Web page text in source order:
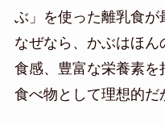
ぶ」を使った離乳食が
なぜなら、かぶはほ
食感、豊富な栄養素
食べ物として理想的だ